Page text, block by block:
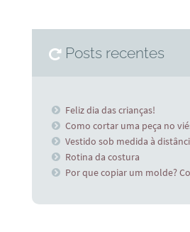
Posts recentes
Feliz dia das crianças!
Como cortar uma peça no
Vestido sob medida à
Rotina da costura
Por que copiar um molde?